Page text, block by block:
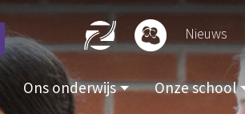
Nieuws
Ons onderwijs Onze school